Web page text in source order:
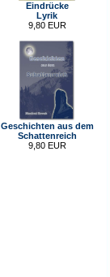
Eindrücke
Lyrik
9,80 EUR
Geschichten aus dem
Schattenreich
9,80 EUR